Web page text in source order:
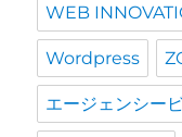
WEB
Wordpress
エージェンシー